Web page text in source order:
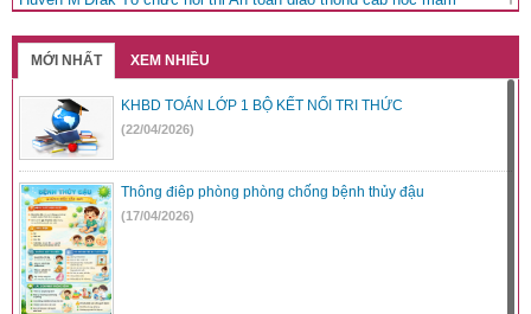
Đăng ngày: 23/04/2024
Báo GD&TĐ kết nối mang niềm vui cho học trò nghèo hiếu học tại
Đắk Lắk
Đăng ngày: 29/03/2024
Chuyên đề: Học tập và làm theo tư tưởng, phong cách Hồ Chí
Minh
Đăng ngày: 02/03/2024
Hội thao truyền thống ngành GD-ĐT huyện M’Drắk năm 2023
Đăng ngày: 29/02/2024
Trao hơn 550 phần quà tặng trẻ em khó khăn tại huyện M’Drắk
Đăng ngày: 29/02/2024
MỚI NHẤT XEM NHIỀU
KHBD TOÁN LỚP 1 BỘ KẾT NỐI TRI THỨC
(22/04/2026)
Thông điêp phòng phòng chống bệnh thủy đậu
(17/04/2026)